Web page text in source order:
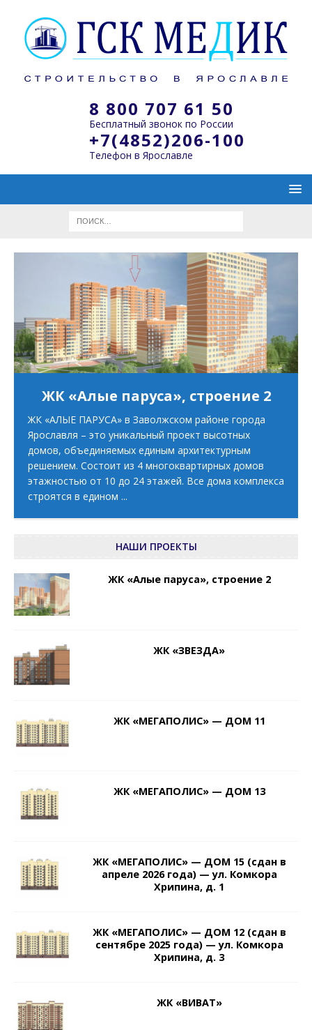
8 800 707 61 50
Бесплатный звонок по России
+7(4852)206-100
Телефон в Ярославле
ЖК «Алые паруса», строение 2
ЖК «АЛЫЕ ПАРУСА» в Заволжском районе города
Ярославля – это уникальный проект высотных
домов, объединяемых единым архитектурным
решением. Состоит из 4 многоквартирных домов
этажностью от 10 до 24 этажей. Все дома комплекса
строятся в едином ...
НАШИ ПРОЕКТЫ
ЖК «Алые паруса», строение 2
ЖК «ЗВЕЗДА»
ЖК «МЕГАПОЛИС» — ДОМ 11
ЖК «МЕГАПОЛИС» — ДОМ 13
ЖК «МЕГАПОЛИС» — ДОМ 15 (сдан в
апреле 2026 года) — ул. Комкора
Хрипина, д. 1
ЖК «МЕГАПОЛИС» — ДОМ 12 (сдан в
сентябре 2025 года) — ул. Комкора
Хрипина, д. 3
ЖК «ВИВАТ»